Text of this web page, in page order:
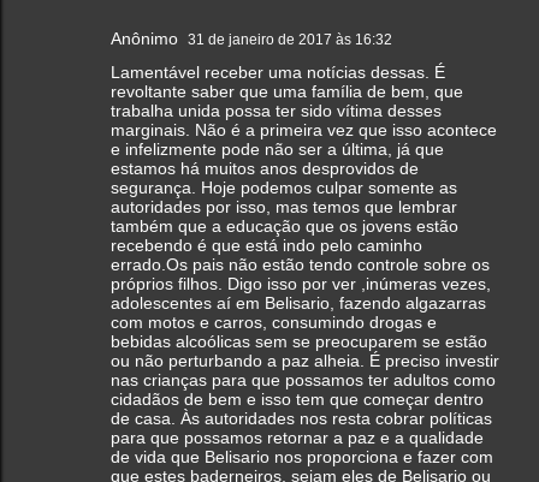
Anônimo 31 de janeiro de 2017 às 16:32
Lamentável receber uma notícias dessas. É
revoltante saber que uma família de bem, que
trabalha unida possa ter sido vítima desses
marginais. Não é a primeira vez que isso acontece
e infelizmente pode não ser a última, já que
estamos há muitos anos desprovidos de
segurança. Hoje podemos culpar somente as
autoridades por isso, mas temos que lembrar
também que a educação que os jovens estão
recebendo é que está indo pelo caminho
errado.Os pais não estão tendo controle sobre os
próprios filhos. Digo isso por ver ,inúmeras vezes,
adolescentes aí em Belisario, fazendo algazarras
com motos e carros, consumindo drogas e
bebidas alcoólicas sem se preocuparem se estão
ou não perturbando a paz alheia. É preciso investir
nas crianças para que possamos ter adultos como
cidadãos de bem e isso tem que começar dentro
de casa. Às autoridades nos resta cobrar políticas
para que possamos retornar a paz e a qualidade
de vida que Belisario nos proporciona e fazer com
que estes baderneiros, sejam eles de Belisario ou